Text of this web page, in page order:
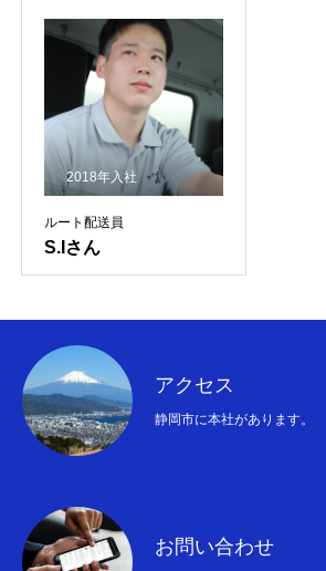
ルート配送員
S.Iさん
2018年入社
アクセス
静岡市に本社があります。
お問い合わせ